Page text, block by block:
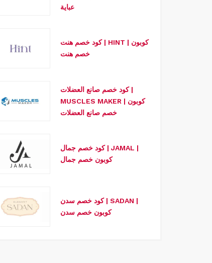
عباية
كود خصم هنت | HINT | كوبون
خصم هنت
كود خصم صانع العضلات |
MUSCLES MAKER | كوبون
خصم صانع العضلات
كود خصم جمال | JAMAL |
كوبون خصم جمال
كود خصم سدن | SADAN |
كوبون خصم سدن